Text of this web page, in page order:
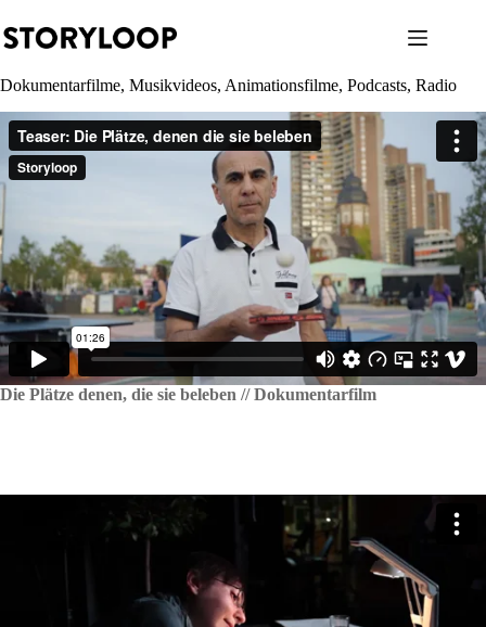
Inhalt
springen
Dokumentarfilme, Musikvideos, Animationsfilme, Podcasts, Radio
Die Plätze denen, die sie beleben // Dokumentarfilm